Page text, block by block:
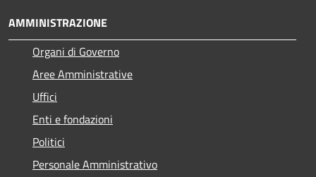
AMMINISTRAZIONE
Organi di Governo
Aree Amministrative
Uffici
Enti e fondazioni
Politici
Personale Amministrativo